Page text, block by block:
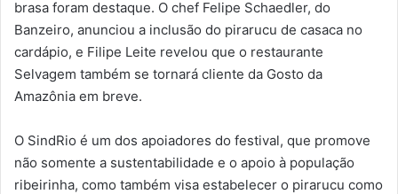
brasa foram destaque. O chef Felipe Schaedler, do
Banzeiro, anunciou a inclusão do pirarucu de casaca no
cardápio, e Filipe Leite revelou que o restaurante
Selvagem também se tornará cliente da Gosto da
Amazônia em breve.
O SindRio é um dos apoiadores do festival, que promove
não somente a sustentabilidade e o apoio à população
ribeirinha, como também visa estabelecer o pirarucu como